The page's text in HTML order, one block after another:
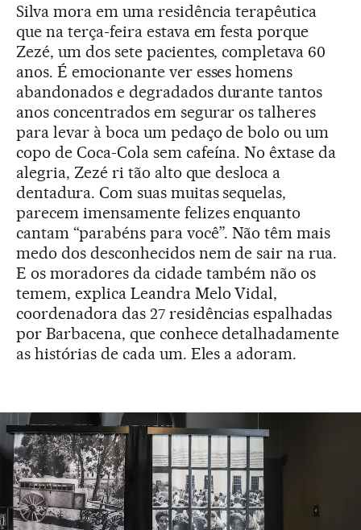
Silva mora em uma residência terapêutica
que na terça-feira estava em festa porque
Zezé, um dos sete pacientes, completava 60
anos. É emocionante ver esses homens
abandonados e degradados durante tantos
anos concentrados em segurar os talheres
para levar à boca um pedaço de bolo ou um
copo de Coca-Cola sem cafeína. No êxtase da
alegria, Zezé ri tão alto que desloca a
dentadura. Com suas muitas sequelas,
parecem imensamente felizes enquanto
cantam “parabéns para você”. Não têm mais
medo dos desconhecidos nem de sair na rua.
E os moradores da cidade também não os
temem, explica Leandra Melo Vidal,
coordenadora das 27 residências espalhadas
por Barbacena, que conhece detalhadamente
as histórias de cada um. Eles a adoram.